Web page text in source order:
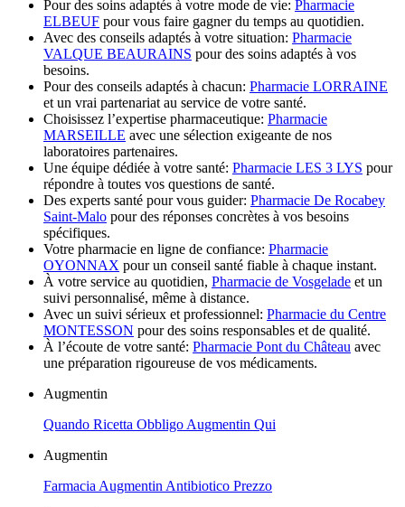
Pour des soins adaptés à votre mode de vie: Pharmacie
ELBEUF pour vous faire gagner du temps au quotidien.
Avec des conseils adaptés à votre situation: Pharmacie
VALQUE BEAURAINS pour des soins adaptés à vos
besoins.
Pour des conseils adaptés à chacun: Pharmacie LORRAINE
et un vrai partenariat au service de votre santé.
Choisissez l’expertise pharmaceutique: Pharmacie
MARSEILLE avec une sélection exigeante de nos
laboratoires partenaires.
Une équipe dédiée à votre santé: Pharmacie LES 3 LYS pour
répondre à toutes vos questions de santé.
Des experts santé pour vous guider: Pharmacie De Rocabey
Saint-Malo pour des réponses concrètes à vos besoins
spécifiques.
Votre pharmacie en ligne de confiance: Pharmacie
OYONNAX pour un conseil santé fiable à chaque instant.
À votre service au quotidien, Pharmacie de Vosgelade et un
suivi personnalisé, même à distance.
Avec un suivi sérieux et professionnel: Pharmacie du Centre
MONTESSON pour des soins responsables et de qualité.
À l’écoute de votre santé: Pharmacie Pont du Château avec
une préparation rigoureuse de vos médicaments.
Augmentin
Quando Ricetta Obbligo Augmentin Qui
Augmentin
Farmacia Augmentin Antibiotico Prezzo